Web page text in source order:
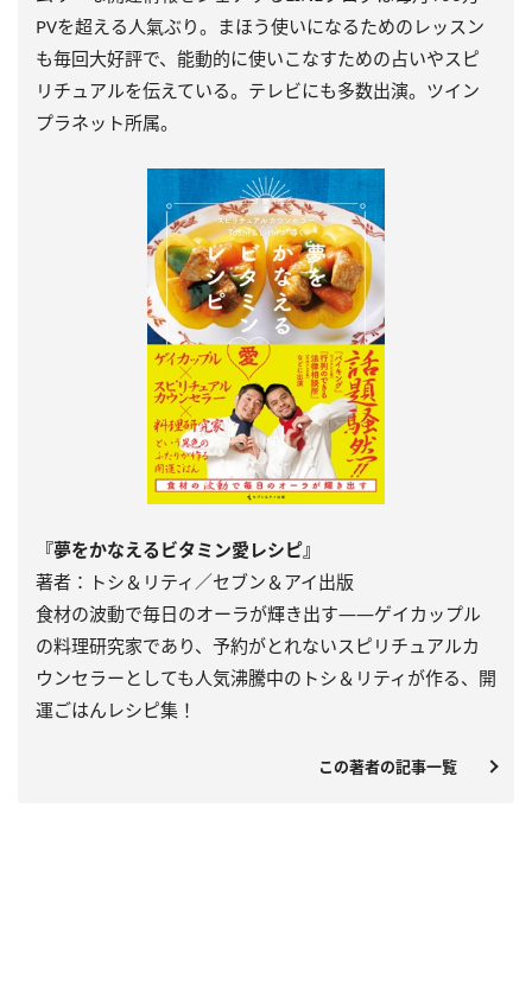
PVを超える人氣ぶり。まほう使いになるためのレッスン
も毎回大好評で、能動的に使いこなすための占いやスピ
リチュアルを伝えている。テレビにも多数出演。ツイン
プラネット所属。
『夢をかなえるビタミン愛レシピ』
著者：トシ＆リティ／セブン＆アイ出版
食材の波動で毎日のオーラが輝き出す――ゲイカップル
の料理研究家であり、予約がとれないスピリチュアルカ
ウンセラーとしても人気沸騰中のトシ＆リティが作る、開
運ごはんレシピ集！
この著者の記事一覧